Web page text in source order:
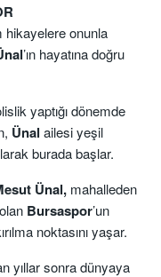
hikayelere onunla
’ın hayatına doğru
yaptığı dönemde
Ünal ailesi yeşil
burada başlar.
Ünal, mahalleden
Bursaspor’un
noktasını yaşar.
yıllar sonra dünyaya